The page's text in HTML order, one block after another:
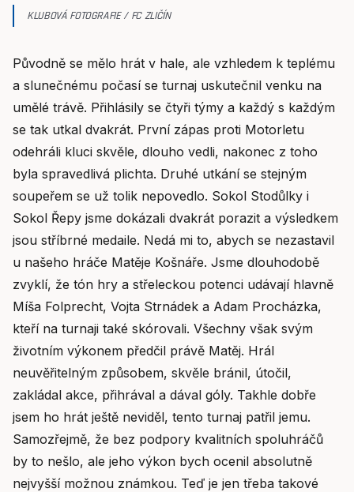
KLUBOVÁ FOTOGRAFIE / FC ZLIČÍN
Původně se mělo hrát v hale, ale vzhledem k teplému
a slunečnému počasí se turnaj uskutečnil venku na
umělé trávě. Přihlásily se čtyři týmy a každý s každým
se tak utkal dvakrát. První zápas proti Motorletu
odehráli kluci skvěle, dlouho vedli, nakonec z toho
byla spravedlivá plichta. Druhé utkání se stejným
soupeřem se už tolik nepovedlo. Sokol Stodůlky i
Sokol Řepy jsme dokázali dvakrát porazit a výsledkem
jsou stříbrné medaile. Nedá mi to, abych se nezastavil
u našeho hráče Matěje Košnáře. Jsme dlouhodobě
zvyklí, že tón hry a střeleckou potenci udávají hlavně
Míša Folprecht, Vojta Strnádek a Adam Procházka,
kteří na turnaji také skórovali. Všechny však svým
životním výkonem předčil právě Matěj. Hrál
neuvěřitelným způsobem, skvěle bránil, útočil,
zakládal akce, přihrával a dával góly. Takhle dobře
jsem ho hrát ještě neviděl, tento turnaj patřil jemu.
Samozřejmě, že bez podpory kvalitních spoluhráčů
by to nešlo, ale jeho výkon bych ocenil absolutně
nejvyšší možnou známkou. Teď je jen třeba takové